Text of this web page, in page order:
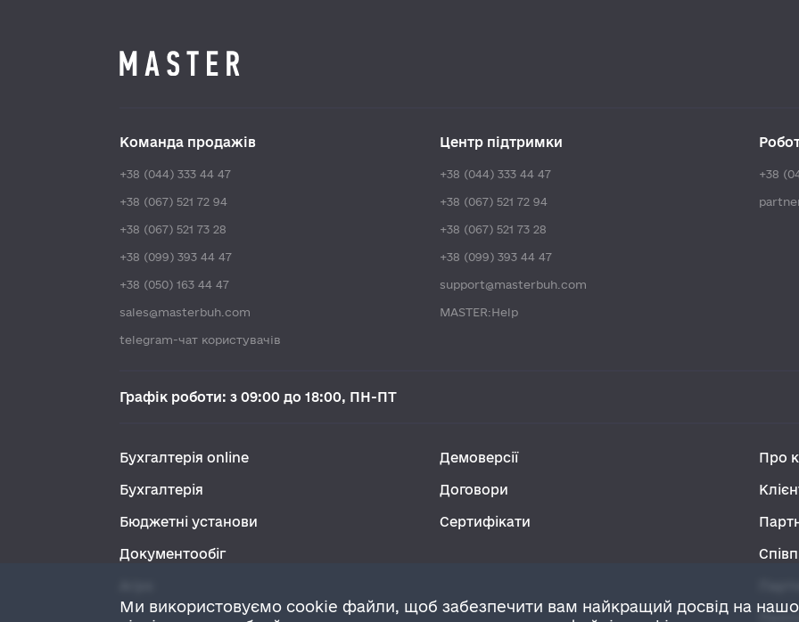
Команда продажів
+38 (044) 333 44 47
+38 (067) 521 72 94
+38 (067) 521 73 28
+38 (099) 393 44 47
+38 (050) 163 44 47
sales@masterbuh.com
telegram-чат користувачів
Центр підтримки
+38 (044) 333 44 47
+38 (067) 521 72 94
+38 (067) 521 73 28
+38 (099) 393 44 47
support@masterbuh.com
MASTER:Help
+38
Графік роботи: з 09:00 до 18:00, ПН-ПТ
Бухгалтерія online
Бухгалтерія
Бюджетні установи
Документообіг
Демоверсії
Договори
Сертифікати
Про
Ми використовуємо cookie файли, щоб забезпечити вам найкращий досвід на